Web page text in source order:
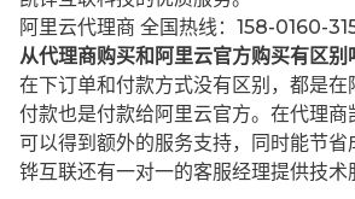
阿里云代理商 全国热线：158-0160-
从代理商购买和阿里云官方购买有区别
在下订单和付款方式没有区别，都是在
付款也是付款给阿里云官方。在代理商
可以得到额外的服务支持，同时能节
铧互联还有一对一的客服经理提供技术